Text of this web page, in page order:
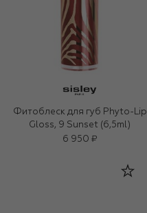
Фитоблеск для губ Phyto-Lip
Gloss, 9 Sunset (6,5ml)
6 950 ₽